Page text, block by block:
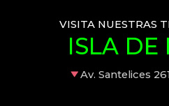
VISITA NUESTRAS
ISLA DE
Av. Santelices